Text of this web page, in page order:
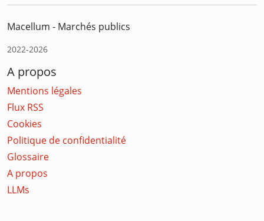
Macellum - Marchés publics
2022-2026
A propos
Mentions légales
Flux RSS
Cookies
Politique de confidentialité
Glossaire
A propos
LLMs